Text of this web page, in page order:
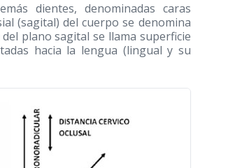
dientes, denominadas caras
(sagital) del cuerpo se denomina
plano sagital se llama superficie
hacia la lengua (lingual y su